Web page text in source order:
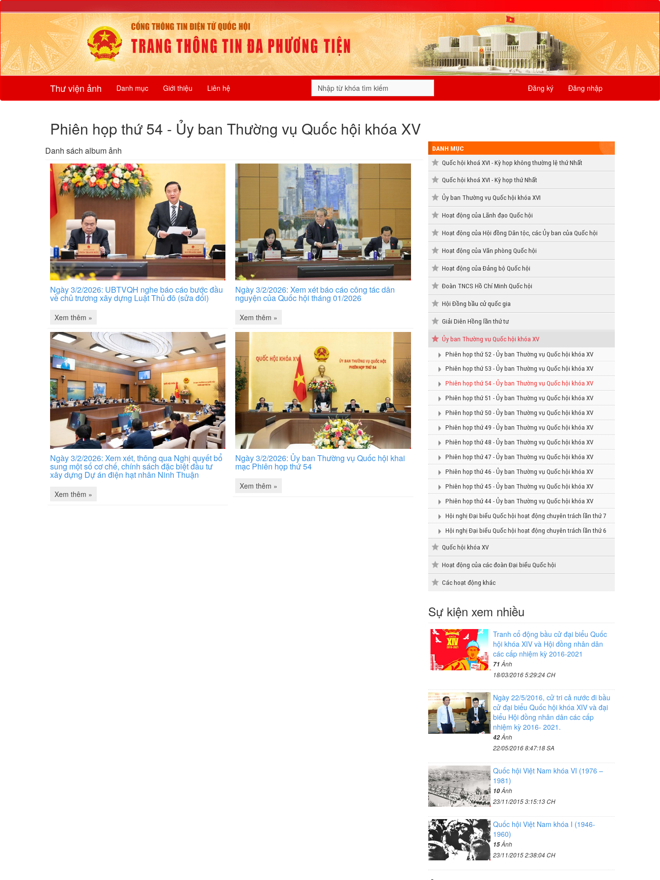
Thư viện ảnh Danh mục Giới thiệu Liên hệ Đăng ký Đăng nhập
Phiên họp thứ 54 - Ủy ban Thường vụ Quốc hội khóa XV
Danh sách album ảnh
Ngày 3/2/2026: UBTVQH nghe báo cáo bước đầu
về chủ trương xây dựng Luật Thủ đô (sửa đổi)
Xem thêm »
Ngày 3/2/2026: Xem xét báo cáo công tác dân
nguyện của Quốc hội tháng 01/2026
Xem thêm »
Ngày 3/2/2026: Xem xét, thông qua Nghị quyết bổ
sung một số cơ chế, chính sách đặc biệt đầu tư
xây dựng Dự án điện hạt nhân Ninh Thuận
Xem thêm »
Ngày 3/2/2026: Ủy ban Thường vụ Quốc hội khai
mạc Phiên họp thứ 54
Xem thêm »
DANH MỤC
Quốc hội khoá XVI - Kỳ họp không thường lệ thứ Nhất
Quốc hội khoá XVI - Kỳ họp thứ Nhất
Ủy ban Thường vụ Quốc hội khóa XVI
Hoạt động của Lãnh đạo Quốc hội
Hoạt động của Hội đồng Dân tộc, các Ủy ban của Quốc hội
Hoạt động của Văn phòng Quốc hội
Hoạt động của Đảng bộ Quốc hội
Đoàn TNCS Hồ Chí Minh Quốc hội
Hội Đồng bầu cử quốc gia
Giải Diên Hồng lần thứ tư
Ủy ban Thường vụ Quốc hội khóa XV
Phiên họp thứ 52 - Ủy ban Thường vụ Quốc hội khóa XV
Phiên họp thứ 53 - Ủy ban Thường vụ Quốc hội khóa XV
Phiên họp thứ 54 - Ủy ban Thường vụ Quốc hội khóa XV
Phiên họp thứ 51 - Ủy ban Thường vụ Quốc hội khóa XV
Phiên họp thứ 50 - Ủy ban Thường vụ Quốc hội khóa XV
Phiên họp thứ 49 - Ủy ban Thường vụ Quốc hội khóa XV
Phiên họp thứ 48 - Ủy ban Thường vụ Quốc hội khóa XV
Phiên họp thứ 47 - Ủy ban Thường vụ Quốc hội khóa XV
Phiên họp thứ 46 - Ủy ban Thường vụ Quốc hội khóa XV
Phiên họp thứ 45 - Ủy ban Thường vụ Quốc hội khóa XV
Phiên họp thứ 44 - Ủy ban Thường vụ Quốc hội khóa XV
Hội nghị Đại biểu Quốc hội hoạt động chuyên trách lần thứ 7
Hội nghị Đại biểu Quốc hội hoạt động chuyên trách lần thứ 6
Quốc hội khóa XV
Hoạt động của các đoàn Đại biểu Quốc hội
Các hoạt động khác
Sự kiện xem nhiều
Tranh cổ động bầu cử đại biểu Quốc
hội khóa XIV và Hội đồng nhân dân
các cấp nhiệm kỳ 2016-2021
71 Ảnh
18/03/2016 5:29:24 CH
Ngày 22/5/2016, cử tri cả nước đi bầu
cử đại biểu Quốc hội khóa XIV và đại
biểu Hội đồng nhân dân các cấp
nhiệm kỳ 2016- 2021.
42Ảnh
22/05/2016 8:47:18 SA
Quốc hội Việt Nam khóa VI (1976 –
1981)
10Ảnh
23/11/2015 3:15:13 CH
Quốc hội Việt Nam khóa I (1946-
1960)
15Ảnh
23/11/2015 2:38:04 CH